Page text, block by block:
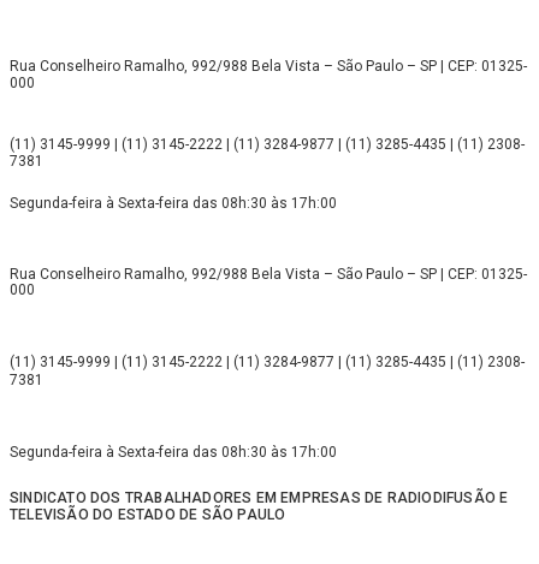
Rua Conselheiro Ramalho, 992/988 Bela Vista – São Paulo – SP | CEP: 01325-
000
(11) 3145-9999 | (11) 3145-2222 | (11) 3284-9877 | (11) 3285-4435 | (11) 2308-
7381
Segunda-feira à Sexta-feira das 08h:30 às 17h:00
Rua Conselheiro Ramalho, 992/988 Bela Vista – São Paulo – SP | CEP: 01325-
000
(11) 3145-9999 | (11) 3145-2222 | (11) 3284-9877 | (11) 3285-4435 | (11) 2308-
7381
Segunda-feira à Sexta-feira das 08h:30 às 17h:00
SINDICATO DOS TRABALHADORES EM EMPRESAS DE RADIODIFUSÃO E
TELEVISÃO DO ESTADO DE SÃO PAULO